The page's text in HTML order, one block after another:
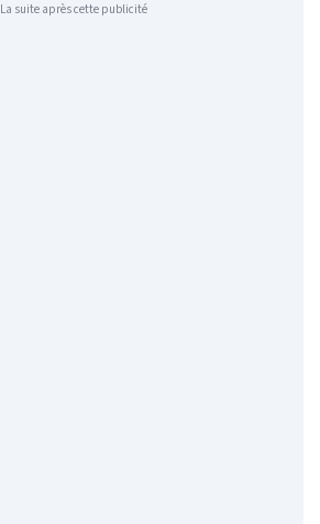
La suite après cette publicité